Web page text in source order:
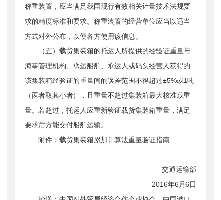
称重装置，应当满足我国现行有效相关计量技术法规要
求的精度标准和要求。称重装置的经营单位应当以适当
方式对外公布，以便各方使用该信息。
（五）载货集装箱的托运人所提供的经验证重量与
海事管理机构、承运船舶、承运人或码头经营人获得的
该集装箱经验证的重量间的误差范围不得超过±5%或1吨
（两者取其小者），且重量不超过集装箱最大核准载重
量。若超过，托运人应重新验证载货集装箱重量，满足
要求后方能交付船舶运输。
附件：载货集装箱累加计算法重量验证指南
交通运输部
2016年6月6日